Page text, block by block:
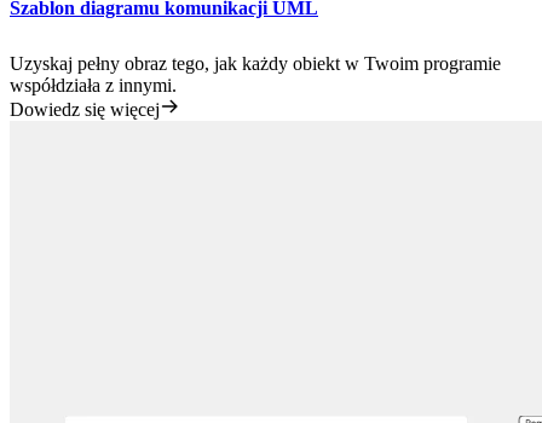
Szablon diagramu komunikacji UML
Uzyskaj pełny obraz tego, jak każdy obiekt w Twoim programie
współdziała z innymi.
Dowiedz się więcej